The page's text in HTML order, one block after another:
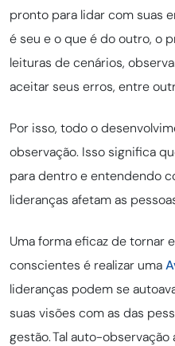
pronto para lidar com suas
é seu e o que é do outro, o
leituras de cenários,
aceitar seus erros, entre
Por isso, todo o
observação. Isso significa
para dentro e entendendo
lideranças afetam as
Uma forma eficaz de tornar
conscientes é realizar uma
lideranças podem se
suas visões com as das
gestão. Tal auto-